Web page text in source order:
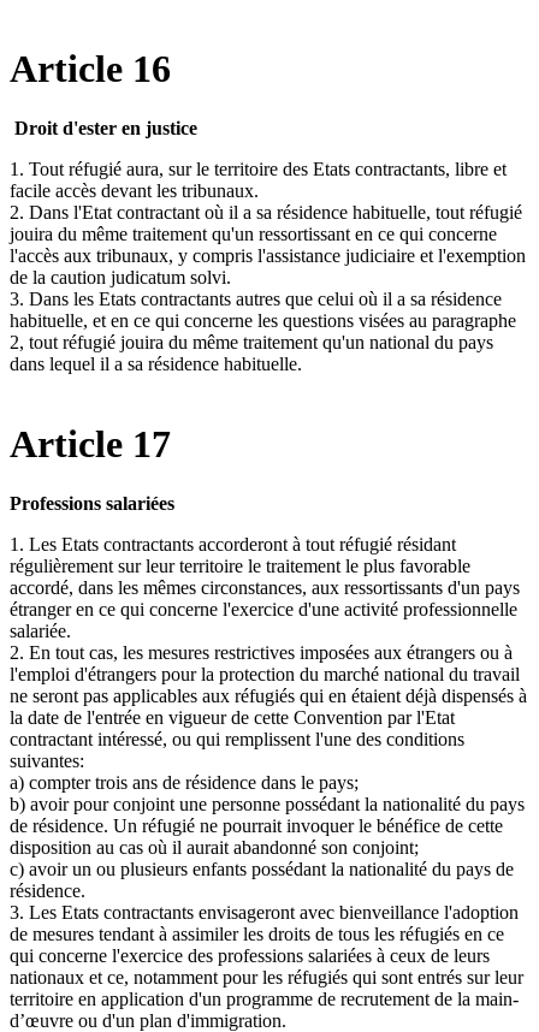
Article 16
Droit d'ester en justice
1. Tout réfugié aura, sur le territoire des Etats contractants, libre et
facile accès devant les tribunaux.
2. Dans l'Etat contractant où il a sa résidence habituelle, tout réfugié
jouira du même traitement qu'un ressortissant en ce qui concerne
l'accès aux tribunaux, y compris l'assistance judiciaire et l'exemption
de la caution judicatum solvi.
3. Dans les Etats contractants autres que celui où il a sa résidence
habituelle, et en ce qui concerne les questions visées au paragraphe
2, tout réfugié jouira du même traitement qu'un national du pays
dans lequel il a sa résidence habituelle.
Article 17
Professions salariées
1. Les Etats contractants accorderont à tout réfugié résidant
régulièrement sur leur territoire le traitement le plus favorable
accordé, dans les mêmes circonstances, aux ressortissants d'un pays
étranger en ce qui concerne l'exercice d'une activité professionnelle
salariée.
2. En tout cas, les mesures restrictives imposées aux étrangers ou à
l'emploi d'étrangers pour la protection du marché national du travail
ne seront pas applicables aux réfugiés qui en étaient déjà dispensés à
la date de l'entrée en vigueur de cette Convention par l'Etat
contractant intéressé, ou qui remplissent l'une des conditions
suivantes:
a) compter trois ans de résidence dans le pays;
b) avoir pour conjoint une personne possédant la nationalité du pays
de résidence. Un réfugié ne pourrait invoquer le bénéfice de cette
disposition au cas où il aurait abandonné son conjoint;
c) avoir un ou plusieurs enfants possédant la nationalité du pays de
résidence.
3. Les Etats contractants envisageront avec bienveillance l'adoption
de mesures tendant à assimiler les droits de tous les réfugiés en ce
qui concerne l'exercice des professions salariées à ceux de leurs
nationaux et ce, notamment pour les réfugiés qui sont entrés sur leur
territoire en application d'un programme de recrutement de la main-
d’œuvre ou d'un plan d'immigration.